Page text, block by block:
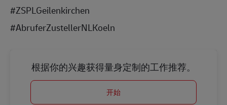
#ZSPLGeilenkirchen
#AbruferZustellerNLKoeln
根据你的兴趣获得量身定制的工作推荐。
开始